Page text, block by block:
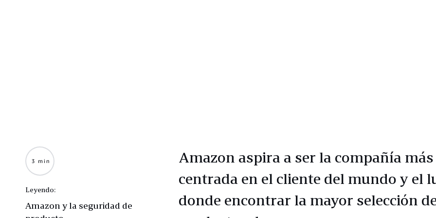
Amazon aspira a ser la compañía más
centrada en el cliente del mundo y el
donde encontrar la mayor selección
3 min
Leyendo:
Amazon y la seguridad de